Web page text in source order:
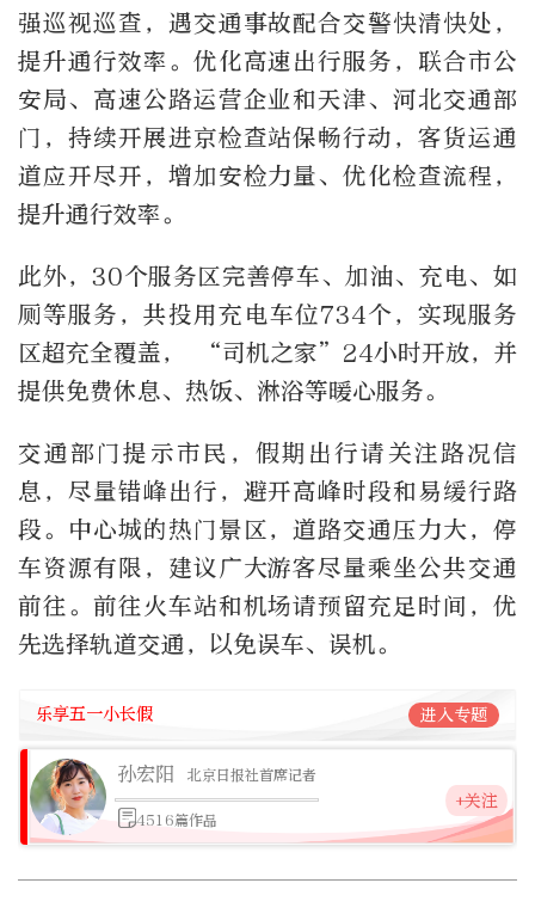
强巡视巡查，遇交通事故配合交警快清快处，
提升通行效率。优化高速出行服务，联合市公
安局、高速公路运营企业和天津、河北交通部
门，持续开展进京检查站保畅行动，客货运通
道应开尽开，增加安检力量、优化检查流程，
提升通行效率。
此外，30个服务区完善停车、加油、充电、如
厕等服务，共投用充电车位734个，实现服务
区超充全覆盖， “司机之家”24小时开放，并
提供免费休息、热饭、淋浴等暖心服务。
交通部门提示市民，假期出行请关注路况信
息，尽量错峰出行，避开高峰时段和易缓行路
段。中心城的热门景区，道路交通压力大，停
车资源有限，建议广大游客尽量乘坐公共交通
前往。前往火车站和机场请预留充足时间，优
先选择轨道交通，以免误车、误机。
乐享五一小长假 进入专题
孙宏阳 北京日报社首席记者
4516篇作品
+关注